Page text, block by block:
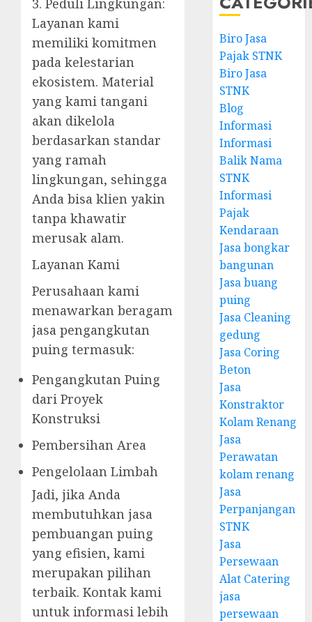
3. Peduli Lingkungan:
Layanan kami
memiliki komitmen
pada kelestarian
ekosistem. Material
yang kami tangani
akan dikelola
berdasarkan standar
yang ramah
lingkungan, sehingga
Anda bisa klien yakin
tanpa khawatir
merusak alam.
Layanan Kami
Perusahaan kami
menawarkan beragam
jasa pengangkutan
puing termasuk:
Pengangkutan Puing
dari Proyek
Konstruksi
Pembersihan Area
Pengelolaan Limbah
Jadi, jika Anda
membutuhkan jasa
pembuangan puing
yang efisien, kami
merupakan pilihan
terbaik. Kontak kami
untuk informasi lebih
Biro Jasa
Pajak STNK
Biro Jasa
STNK
Blog
Informasi
Informasi
Balik Nama
STNK
Informasi
Pajak
Kendaraan
Jasa bongkar
bangunan
Jasa buang
puing
Jasa Cleaning
gedung
Jasa Coring
Beton
Jasa
Konstraktor
Kolam Renang
Jasa
Perawatan
kolam renang
Jasa
Perpanjangan
STNK
Jasa
Persewaan
Alat Catering
jasa
persewaan